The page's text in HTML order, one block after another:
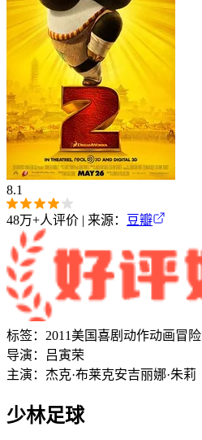
8.1
48万+人评价 | 来源： 豆瓣
标签： 2011美国喜剧 动作动画冒险
导演：
吕寅荣
主演： 杰克·布莱克安吉丽娜·朱莉
少林足球